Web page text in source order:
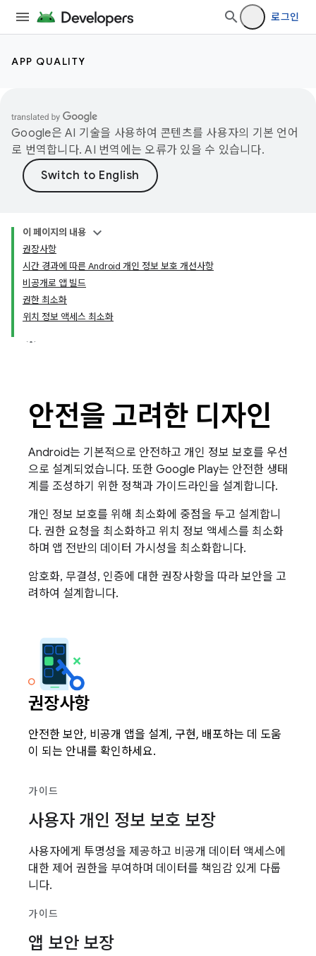
로그인
APP QUALITY
Google은 AI 기술을 사용하여 콘텐츠를 사용자의 기본 언어
로 번역합니다. AI 번역에는 오류가 있을 수 있습니다.
이 페이지의 내용
권장사항
시간 경과에 따른 Android 개인 정보 보호 개선사항
비공개로 앱 빌드
권한 최소화
위치 정보 액세스 최소화
안전을 고려한 디자인
Android는 기본적으로 안전하고 개인 정보 보호를 우선
으로 설계되었습니다. 또한 Google Play는 안전한 생태
계를 조성하기 위한 정책과 가이드라인을 설계합니다.
개인 정보 보호를 위해 최소화에 중점을 두고 설계합니
다. 권한 요청을 최소화하고 위치 정보 액세스를 최소화
하며 앱 전반의 데이터 가시성을 최소화합니다.
암호화, 무결성, 인증에 대한 권장사항을 따라 보안을 고
려하여 설계합니다.
권장사항
안전한 보안, 비공개 앱을 설계, 구현, 배포하는 데 도움
이 되는 안내를 확인하세요.
가이드
사용자 개인 정보 보호 보장
사용자에게 투명성을 제공하고 비공개 데이터 액세스에
대한 제어 권한을 부여하며 데이터를 책임감 있게 다룹
니다.
가이드
앱 보안 보장